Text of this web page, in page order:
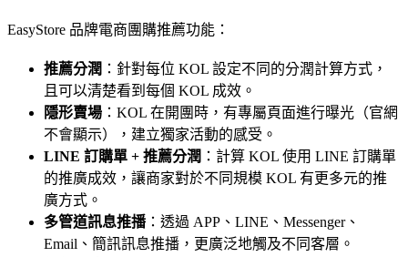
EasyStore 品牌電商團購推薦功能：
推薦分潤 ：針對每位 KOL 設定不同的分潤計算方式，
且可以清楚看到每個 KOL 成效。
隱形賣場 ：KOL 在開團時，有專屬頁面進行曝光（官網
不會顯示），建立獨家活動的感受。
LINE 訂購單 + 推薦分潤 ：計算 KOL 使用 LINE 訂購單
的推廣成效，讓商家對於不同規模 KOL 有更多元的推
廣方式。
多管道訊息推播 ：透過 APP、LINE、Messenger、
Email、簡訊訊息推播，更廣泛地觸及不同客層。